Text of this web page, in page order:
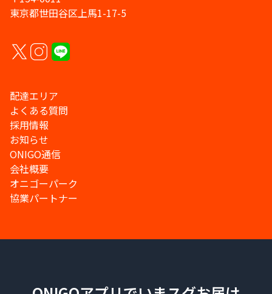
東京都世田谷区上馬1-17-5
配達エリア
よくある質問
採用情報
お知らせ
ONIGO通信
会社概要
オニゴーパーク
協業パートナー